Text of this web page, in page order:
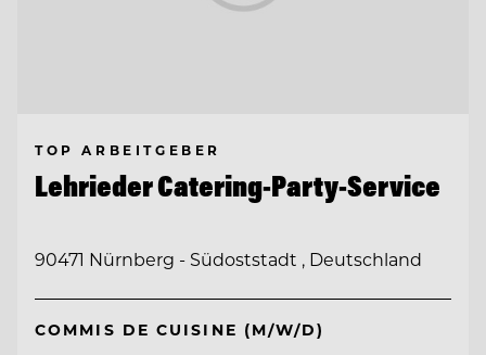
TOP ARBEITGEBER
Lehrieder Catering-Party-Service
90471 Nürnberg - Südoststadt , Deutschland
COMMIS DE CUISINE (M/W/D)